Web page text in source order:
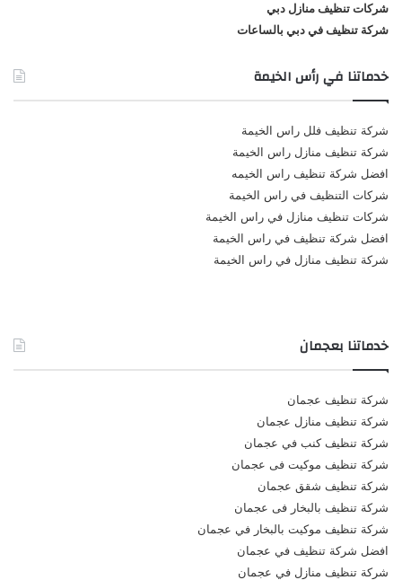
شركات تنظيف منازل دبي
شركة تنظيف في دبي بالساعات
خدماتنا في رأس الخيمة
شركة تنظيف فلل راس الخيمة
شركة تنظيف منازل راس الخيمة
افضل شركة تنظيف راس الخيمه
شركات التنظيف في راس الخيمة
شركات تنظيف منازل في راس الخيمة
افضل شركة تنظيف في راس الخيمة
شركة تنظيف منازل في راس الخيمة
خدماتنا بعجمان
شركة تنظيف عجمان
شركة تنظيف منازل عجمان
شركة تنظيف كنب في عجمان
شركة تنظيف موكيت فى عجمان
شركة تنظيف شقق عجمان
شركة تنظيف بالبخار فى عجمان
شركة تنظيف موكيت بالبخار في عجمان
افضل شركة تنظيف في عجمان
شركة تنظيف منازل في عجمان